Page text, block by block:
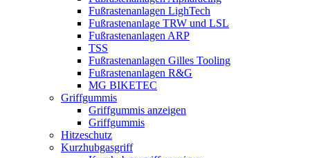
Fußrastenanlagen LighTech
Fußrastenanlage TRW und LSL
Fußrastenanlagen ARP
TSS
Fußrastenanlagen Gilles Tooling
Fußrastenanlagen R&G
MG BIKETEC
Griffgummis
Griffgummis anzeigen
Griffgummis
Hitzeschutz
Kurzhubgasgriff